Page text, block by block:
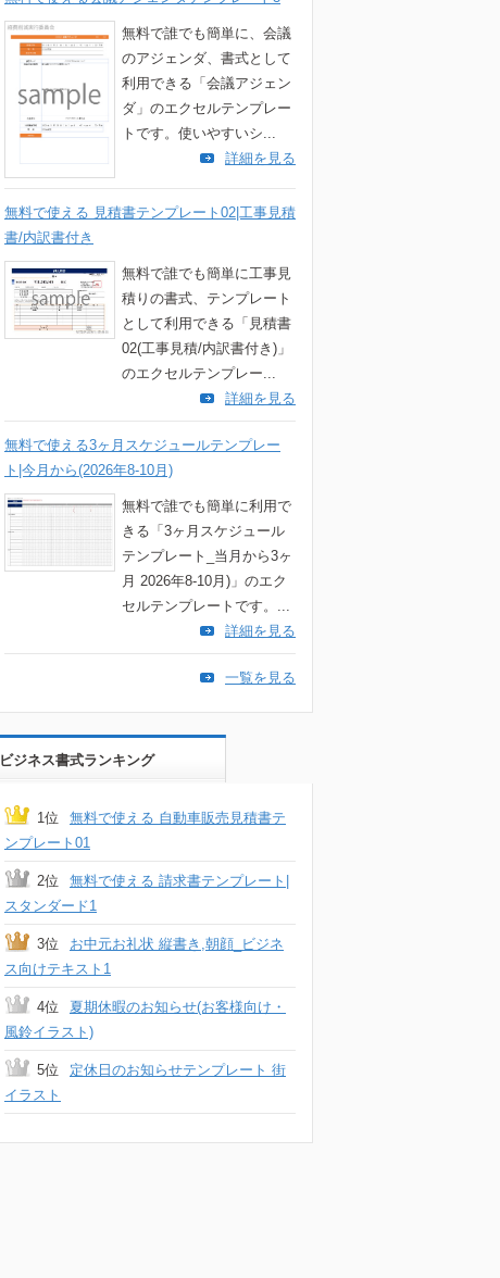
無料で誰でも簡単に、会議
のアジェンダ、書式として
利用できる「会議アジェン
ダ」のエクセルテンプレー
トです。使いやすいシ...
詳細を見る
無料で使える 見積書テンプレート02|工事見積
書/内訳書付き
無料で誰でも簡単に工事見
積りの書式、テンプレート
として利用できる「見積書
02(工事見積/内訳書付き)」
のエクセルテンプレー...
詳細を見る
無料で使える3ヶ月スケジュールテンプレー
ト|今月から(2026年8-10月)
無料で誰でも簡単に利用で
きる「3ヶ月スケジュール
テンプレート_当月から3ヶ
月 2026年8-10月)」のエク
セルテンプレートです。...
詳細を見る
一覧を見る
ビジネス書式ランキング
1位
無料で使える 自動車販売見積書テ
ンプレート01
2位
無料で使える 請求書テンプレート|
スタンダード1
3位
お中元お礼状 縦書き,朝顔_ビジネ
ス向けテキスト1
4位
夏期休暇のお知らせ(お客様向け・
風鈴イラスト)
5位
定休日のお知らせテンプレート 街
イラスト